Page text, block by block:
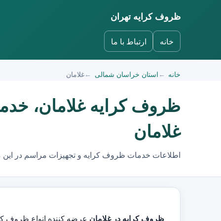
ظروف کرایه تهران
خانه ارتباط با ما
خانه استان خراسان شمالی غلامان
ظروف کرایه غلامان،
غلامان
اطلاعات خدمات ظروف کرایه و تجهیزات مراسم در این
ظروف کرایه در غلامان عرضه کننده انواع ظروف کرایه و کرایه